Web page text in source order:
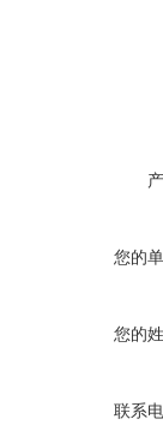
您的
您的
联系